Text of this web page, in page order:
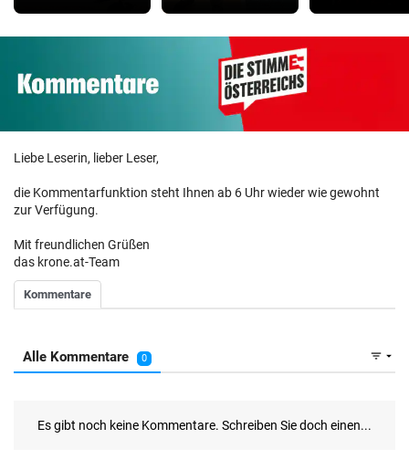
Liebe Leserin, lieber Leser,
die Kommentarfunktion steht Ihnen ab 6 Uhr wieder wie gewohnt
zur Verfügung.
Mit freundlichen Grüßen
das krone.at-Team